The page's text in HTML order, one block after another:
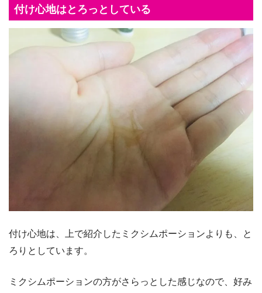
付け心地はとろっとしている
付け心地は、上で紹介したミクシムポーションよりも、と
ろりとしています。
ミクシムポーションの方がさらっとした感じなので、好み